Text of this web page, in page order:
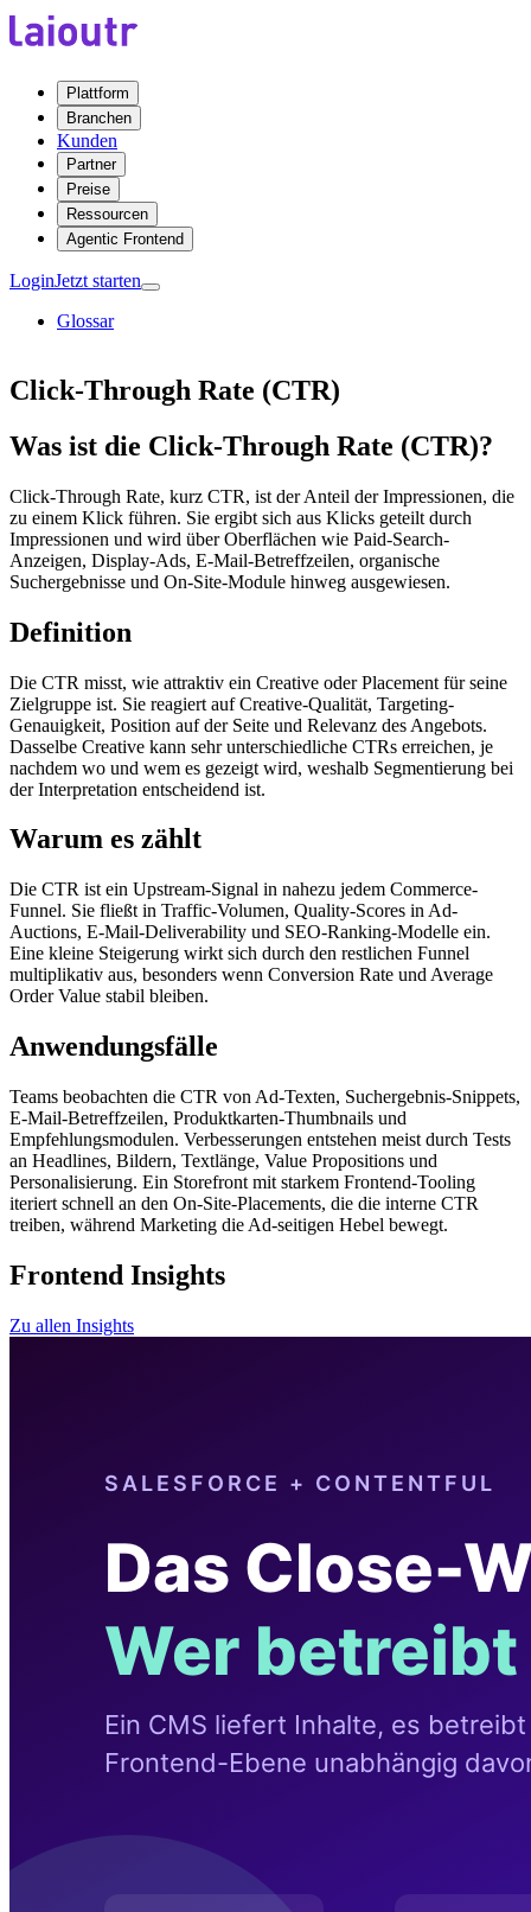
Plattform
Branchen
Kunden
Partner
Preise
Ressourcen
Agentic Frontend
LoginJetzt starten
Glossar
Click-Through Rate (CTR)
Was ist die Click-Through Rate (CTR)?
Click-Through Rate, kurz CTR, ist der Anteil der Impressionen, die
zu einem Klick führen. Sie ergibt sich aus Klicks geteilt durch
Impressionen und wird über Oberflächen wie Paid-Search-
Anzeigen, Display-Ads, E-Mail-Betreffzeilen, organische
Suchergebnisse und On-Site-Module hinweg ausgewiesen.
Definition
Die CTR misst, wie attraktiv ein Creative oder Placement für seine
Zielgruppe ist. Sie reagiert auf Creative-Qualität, Targeting-
Genauigkeit, Position auf der Seite und Relevanz des Angebots.
Dasselbe Creative kann sehr unterschiedliche CTRs erreichen, je
nachdem wo und wem es gezeigt wird, weshalb Segmentierung bei
der Interpretation entscheidend ist.
Warum es zählt
Die CTR ist ein Upstream-Signal in nahezu jedem Commerce-
Funnel. Sie fließt in Traffic-Volumen, Quality-Scores in Ad-
Auctions, E-Mail-Deliverability und SEO-Ranking-Modelle ein.
Eine kleine Steigerung wirkt sich durch den restlichen Funnel
multiplikativ aus, besonders wenn Conversion Rate und Average
Order Value stabil bleiben.
Anwendungsfälle
Teams beobachten die CTR von Ad-Texten, Suchergebnis-Snippets,
E-Mail-Betreffzeilen, Produktkarten-Thumbnails und
Empfehlungsmodulen. Verbesserungen entstehen meist durch Tests
an Headlines, Bildern, Textlänge, Value Propositions und
Personalisierung. Ein Storefront mit starkem Frontend-Tooling
iteriert schnell an den On-Site-Placements, die die interne CTR
treiben, während Marketing die Ad-seitigen Hebel bewegt.
Frontend Insights
Zu allen Insights